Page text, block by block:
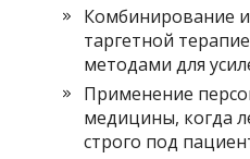
Комбинирование
таргетной
методами для
Применение
медицины, когда
строго под